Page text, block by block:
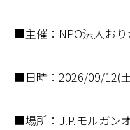
■主催：NPO法人お
■日時：2026/09/12(
■場所：J.P.モルガン